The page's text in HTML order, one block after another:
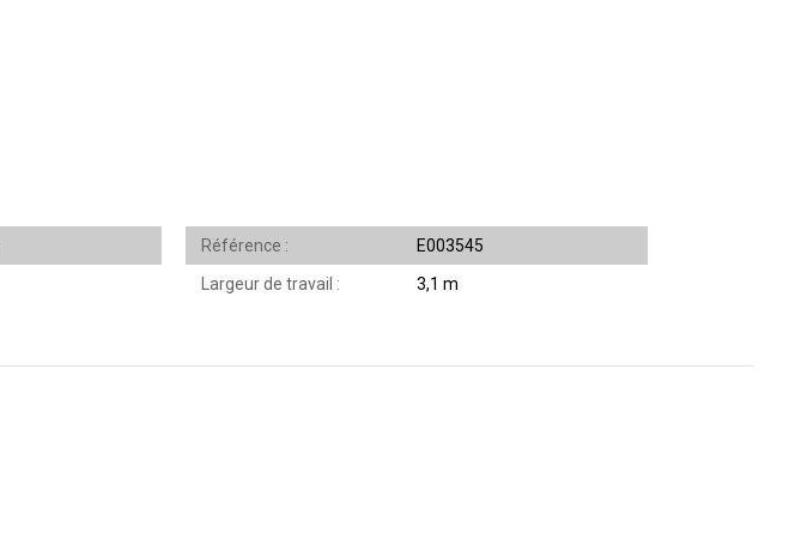
Référence
E003545
Largeur de travail
3,1 m